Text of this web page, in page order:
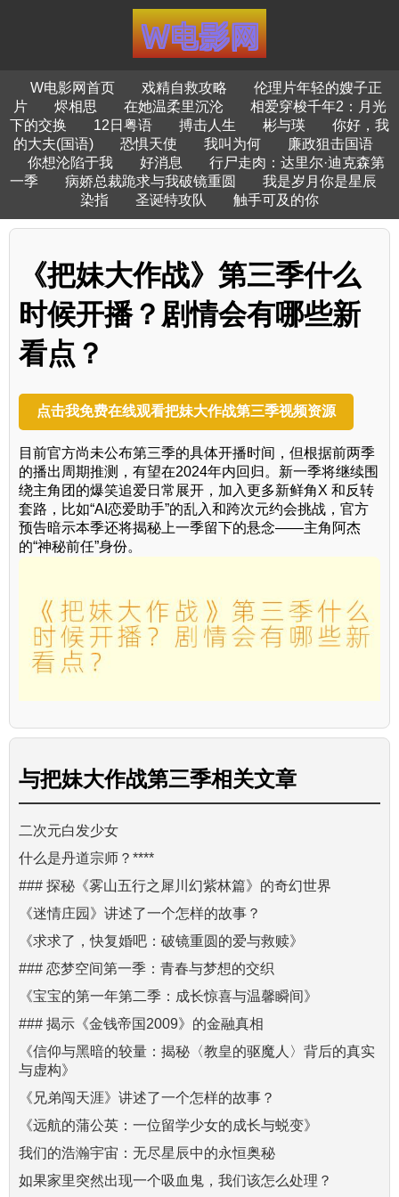
W电影网首页 戏精自救攻略
伦理片年轻的嫂子正
片
烬相思 在她温柔里沉沦
相爱穿梭千年2：月光
下的交换
12日粤语 搏击人生 彬与瑛
你好，我
的大夫(国语)
恐惧天使 我叫为何
廉政狙击国语
你想沦陷于我
好消息
行尸走肉：达里尔·迪克森第
一季
病娇总裁跪求与我破镜重圆
我是岁月你是星辰
染指
圣诞特攻队 触手可及的你
《把妹大作战》第三季什么
时候开播？剧情会有哪些新
看点？
点击我免费在线观看把妹大作战第三季视频资源
目前官方尚未公布第三季的具体开播时间，但根据前两季
的播出周期推测，有望在2024年内回归。新一季将继续围
绕主角团的爆笑追爱日常展开，加入更多新鲜角X 和反转
套路，比如“AI恋爱助手”的乱入和跨次元约会挑战，官方
预告暗示本季还将揭秘上一季留下的悬念——主角阿杰
的“神秘前任”身份。
与把妹大作战第三季相关文章
二次元白发少女
什么是丹道宗师？****
### 探秘《雾山五行之犀川幻紫林篇》的奇幻世界
《迷情庄园》讲述了一个怎样的故事？
《求求了，快复婚吧：破镜重圆的爱与救赎》
### 恋梦空间第一季：青春与梦想的交织
《宝宝的第一年第二季：成长惊喜与温馨瞬间》
### 揭示《金钱帝国2009》的金融真相
《信仰与黑暗的较量：揭秘〈教皇的驱魔人〉背后的真实
与虚构》
《兄弟闯天涯》讲述了一个怎样的故事？
《远航的蒲公英：一位留学少女的成长与蜕变》
我们的浩瀚宇宙：无尽星辰中的永恒奥秘
如果家里突然出现一个吸血鬼，我们该怎么处理？